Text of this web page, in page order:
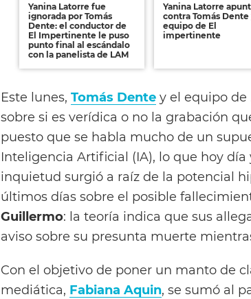
Yanina Latorre fue
ignorada por Tomás
Dente: el conductor de
El Impertinente le puso
punto final al escándalo
con la panelista de LAM
Yanina Latorre
contra Tomás Dente
equipo de El
impertinente
Este lunes, Tomás Dente y el equipo de
sobre si es verídica o no la grabación
puesto que se habla mucho de un
Inteligencia Artificial (IA), lo que hoy día
inquietud surgió a raíz de la potencial
últimos días sobre el posible
Guillermo: la teoría indica que sus
aviso sobre su presunta muerte
Con el objetivo de poner un manto de
mediática, Fabiana Aquin, se sumó al